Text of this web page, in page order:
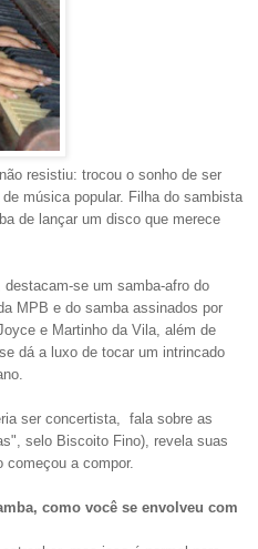
resistiu: trocou o sonho de ser
música popular. Filha do sambista
de lançar um disco que merece
se um samba-afro do
MPB e do samba assinados por
e Martinho da Vila, além de
dá a luxo de tocar um intrincado
ser concertista, fala sobre as
selo Biscoito Fino), revela suas
a compor.
como você se envolveu com